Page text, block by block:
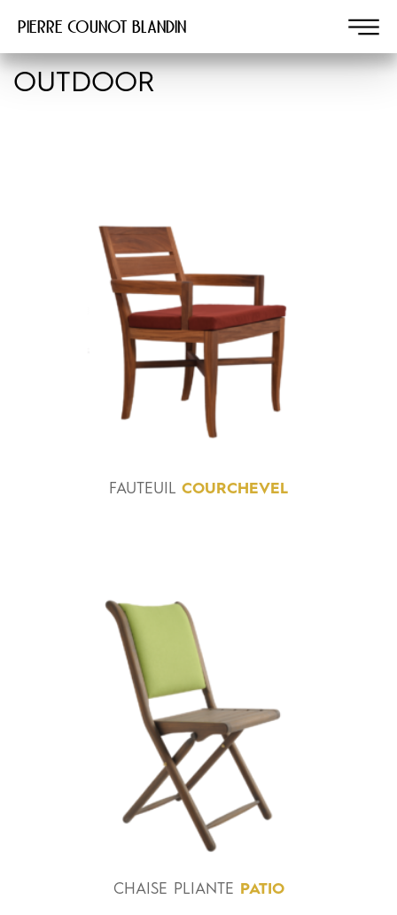
Pierre COUNOT BLANDIN
OUTDOOR
FAUTEUIL COURCHEVEL
CHAISE PLIANTE PATIO